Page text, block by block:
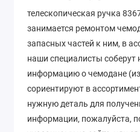
телескопическая ручка
занимается ремонтом
запасных частей к ним, в
наши специалисты соберут
информацию о чемодане
сориентируют в
нужную деталь для
информации, пожалуйста,